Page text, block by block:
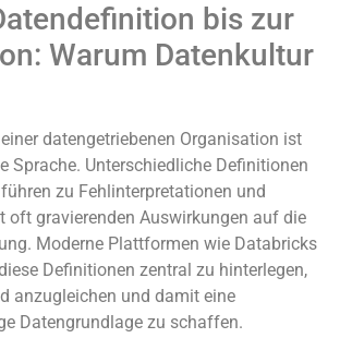
bis zur
Warum Datenkultur
datengetriebenen Organisation ist
Sprache. Unterschiedliche Definitionen
zu Fehlinterpretationen und
oft gravierenden Auswirkungen auf die
Moderne Plattformen wie Databricks
Definitionen zentral zu hinterlegen,
anzugleichen und damit eine
Datengrundlage zu schaffen.